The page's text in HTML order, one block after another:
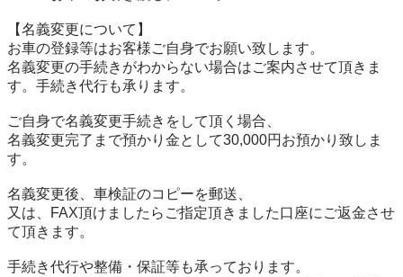
【名義変更について】
お車の登録等はお客様ご自身でお願い致します。
名義変更の手続きがわからない場合はご案内させて頂きま
す。手続き代行も承ります。
ご自身で名義変更手続きをして頂く場合、
名義変更完了まで預かり金として30,000円お預かり致しま
す。
名義変更後、車検証のコピーを郵送、
又は、FAX頂けましたらご指定頂きました口座にご返金させ
て頂きます。
手続き代行や整備・保証等も承っております。